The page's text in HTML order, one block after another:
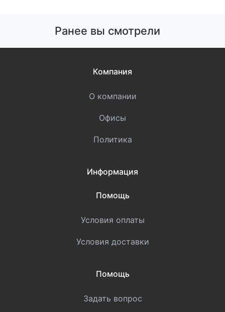
Ранее вы смотрели
Компания
О компании
Офисы
Политика
Информация
Помощь
Условия оплаты
Условия доставки
Помощь
Задать вопрос